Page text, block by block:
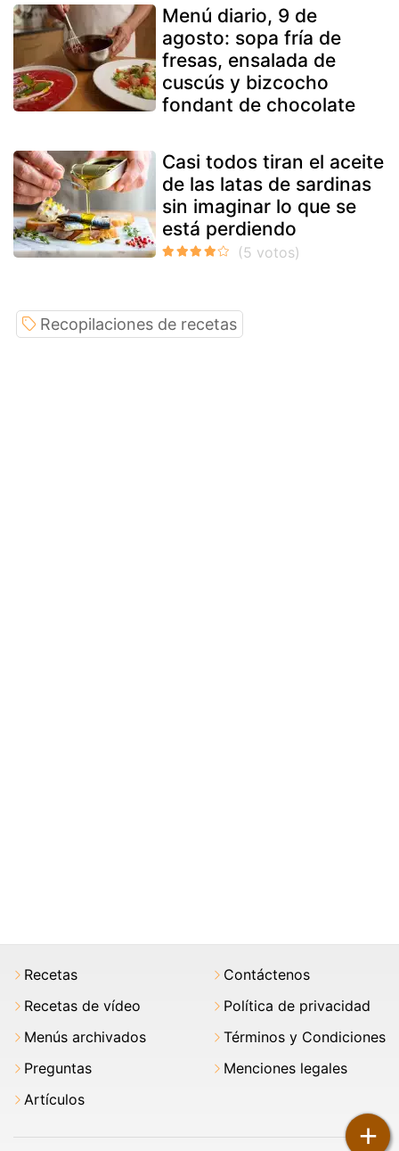
Menú diario, 9 de
agosto: sopa fría de
fresas, ensalada de
cuscús y bizcocho
fondant de chocolate
Casi todos tiran el aceite
de las latas de sardinas
sin imaginar lo que se
está perdiendo
+
Recopilaciones de recetas
Recetas
Recetas de vídeo
Menús archivados
Preguntas
Artículos
Contáctenos
Política de privacidad
Términos y Condiciones
Menciones legales